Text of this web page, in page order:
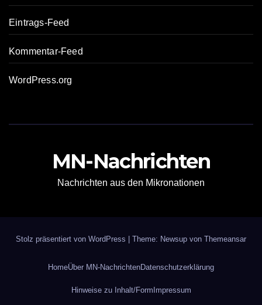
Eintrags-Feed
Kommentar-Feed
WordPress.org
MN-Nachrichten
Nachrichten aus den Mikronationen
Stolz präsentiert von WordPress | Theme: Newsup von Themeansar
HomeÜber MN-NachrichtenDatenschutzerklärung
Hinweise zu Inhalt/Form Impressum